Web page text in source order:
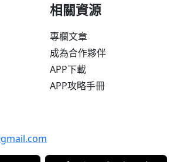
相關資源
專欄文章
成為合作夥伴
APP下載
APP攻略手冊